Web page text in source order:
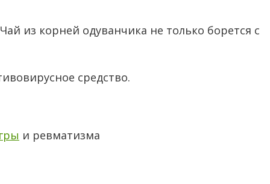
из корней одуванчика не только борется с
средство.
и ревматизма